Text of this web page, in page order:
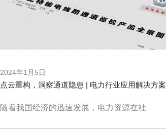
2024年1月5日
点云重构，洞察通道隐患 | 电力行业应用解决方案
随着我国经济的迅速发展，电力资源在社...